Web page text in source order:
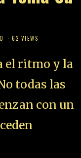
62 VIEWS
el ritmo y la
todas las
con un